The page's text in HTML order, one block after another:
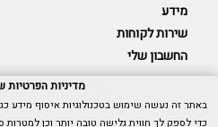
מידע
שירות לקוחות
החשבון שלי
מדיניות הפרטיות
כדי לספק לך חווית גלישה טובה יותר וכן